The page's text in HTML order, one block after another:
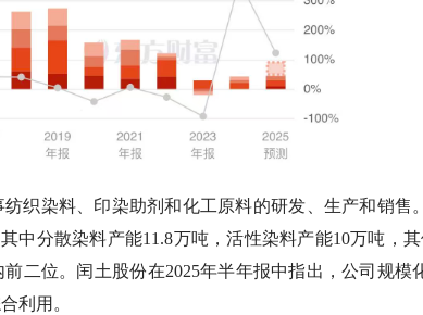
织染料、印染助剂和化工原料的研发、生产和销售
中分散染料产能11.8万吨，活性染料产能10万吨，
二位。闰土股份在2025年半年报中指出，公司规模
利用。